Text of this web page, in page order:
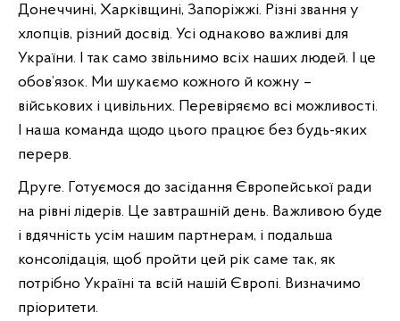
Донеччині, Харківщині, Запоріжжі. Різні звання у
хлопців, різний досвід. Усі однаково важливі для
України. І так само звільнимо всіх наших людей. І це
обов’язок. Ми шукаємо кожного й кожну –
військових і цивільних. Перевіряємо всі можливості.
І наша команда щодо цього працює без будь-яких
перерв.
Друге. Готуємося до засідання Європейської ради
на рівні лідерів. Це завтрашній день. Важливою буде
і вдячність усім нашим партнерам, і подальша
консолідація, щоб пройти цей рік саме так, як
потрібно Україні та всій нашій Європі. Визначимо
пріоритети.